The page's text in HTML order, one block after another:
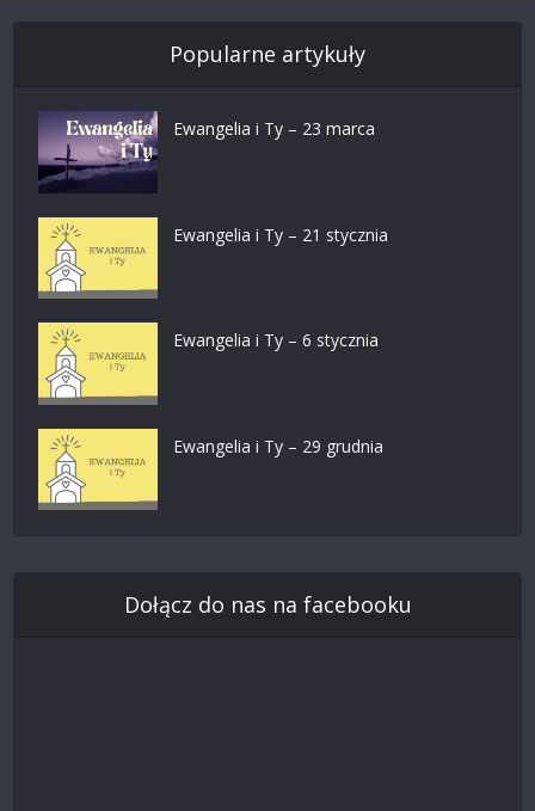
Popularne artykuły
Ewangelia i Ty – 23 marca
Ewangelia i Ty – 21 stycznia
Ewangelia i Ty – 6 stycznia
Ewangelia i Ty – 29 grudnia
Dołącz do nas na facebooku